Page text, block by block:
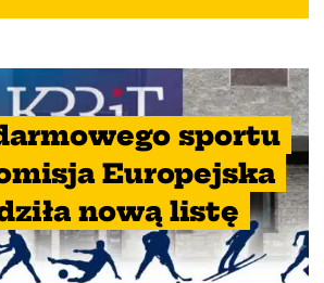
sportu
Europejska
nową listę